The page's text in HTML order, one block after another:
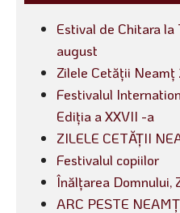
Estival de Chitara
august
Zilele Cetății Neamț
Festivalul
Ediția a XXVII -a
ZILELE CETĂȚII
Festivalul copiilor
Înălțarea Domnului,
ARC PESTE